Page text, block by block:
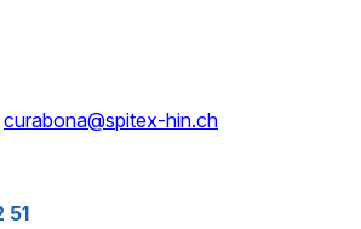
curabona@spitex-hin.ch
51